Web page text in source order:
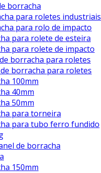
borracha
para roletes industriais
para rolo de impacto
para rolete de esteira
para rolete de impacto
borracha para roletes
borracha para roletes
100mm
40mm
50mm
para torneira
para tubo ferro fundido
de borracha
150mm